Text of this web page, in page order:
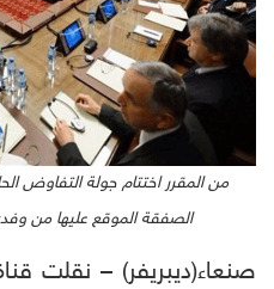
من المقرر اختتام جولة التفاوض
الصفقة الموقع عليها من
صنعاء(ديبريفر) – نقلت